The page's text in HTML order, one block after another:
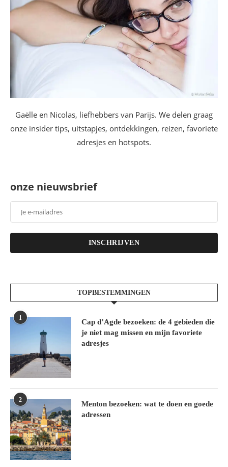
Gaëlle en Nicolas, liefhebbers van Parijs. We delen graag
onze insider tips, uitstapjes, ontdekkingen, reizen, favoriete
adresjes en hotspots.
onze nieuwsbrief
INSCHRIJVEN
TOPBESTEMMINGEN
1
Cap d’Agde bezoeken: de 4 gebieden die
je niet mag missen en mijn favoriete
adresjes
2
Menton bezoeken: wat te doen en goede
adressen